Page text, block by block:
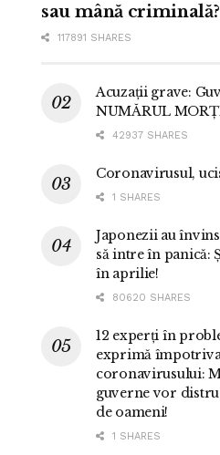
sau mână criminală?
117891 SHARES
Acuzații grave:
NUMĂRUL
42937 SHARES
Coronavirusul,
1 SHARES
Japonezii au
să intre în panică:
în aprilie!
80620 SHARES
12 experți în
exprimă
coronavirusului:
guverne vor
de oameni!
1 SHARES